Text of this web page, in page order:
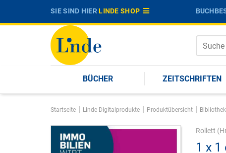
SIE SIND HIERLINDE SHOP
BÜCHER ZEITSCHRIFTEN
Startseite | Linde Digitalprodukte | Produktübersicht |
Rollett
1 x